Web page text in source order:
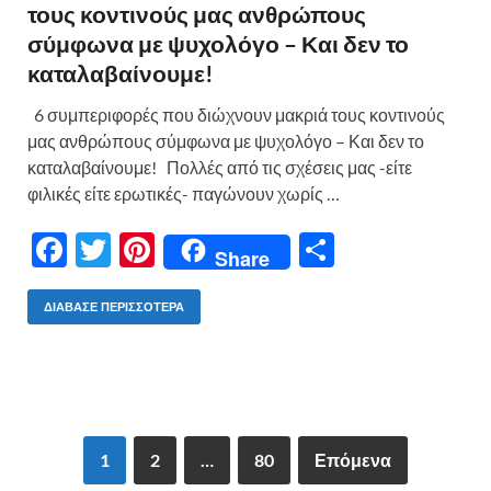
τους κοντινούς μας ανθρώπους
σύμφωνα με ψυχολόγο – Και δεν το
καταλαβαίνουμε!
6 συμπεριφορές που διώχνουν μακριά τους κοντινούς
μας ανθρώπους σύμφωνα με ψυχολόγο – Και δεν το
καταλαβαίνουμε! Πολλές από τις σχέσεις μας -είτε
φιλικές είτε ερωτικές- παγώνουν χωρίς …
F
ac
e
o
T
w
itt
Pi
nt
er
Share
τε
ίτ
ΔΙΆΒΑΣΕ ΠΕΡΙΣΣΌΤΕΡΑ
1 2 … 80 Επόμενα